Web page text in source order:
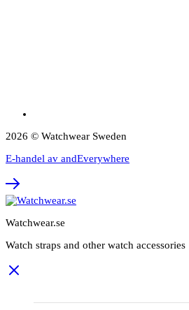
2026 © Watchwear Sweden
E-handel av andEverywhere
Watchwear.se
Watch straps and other watch accessories